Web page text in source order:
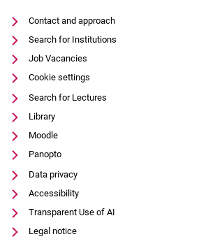
Contact and approach
Search for Institutions
Job Vacancies
Cookie settings
Search for Lectures
Library
Moodle
Panopto
Data privacy
Accessibility
Transparent Use of AI
Legal notice